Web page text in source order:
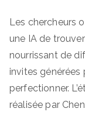
Les chercheurs
une IA de
nourrissant de
invites générées
perfectionner.
réalisée par